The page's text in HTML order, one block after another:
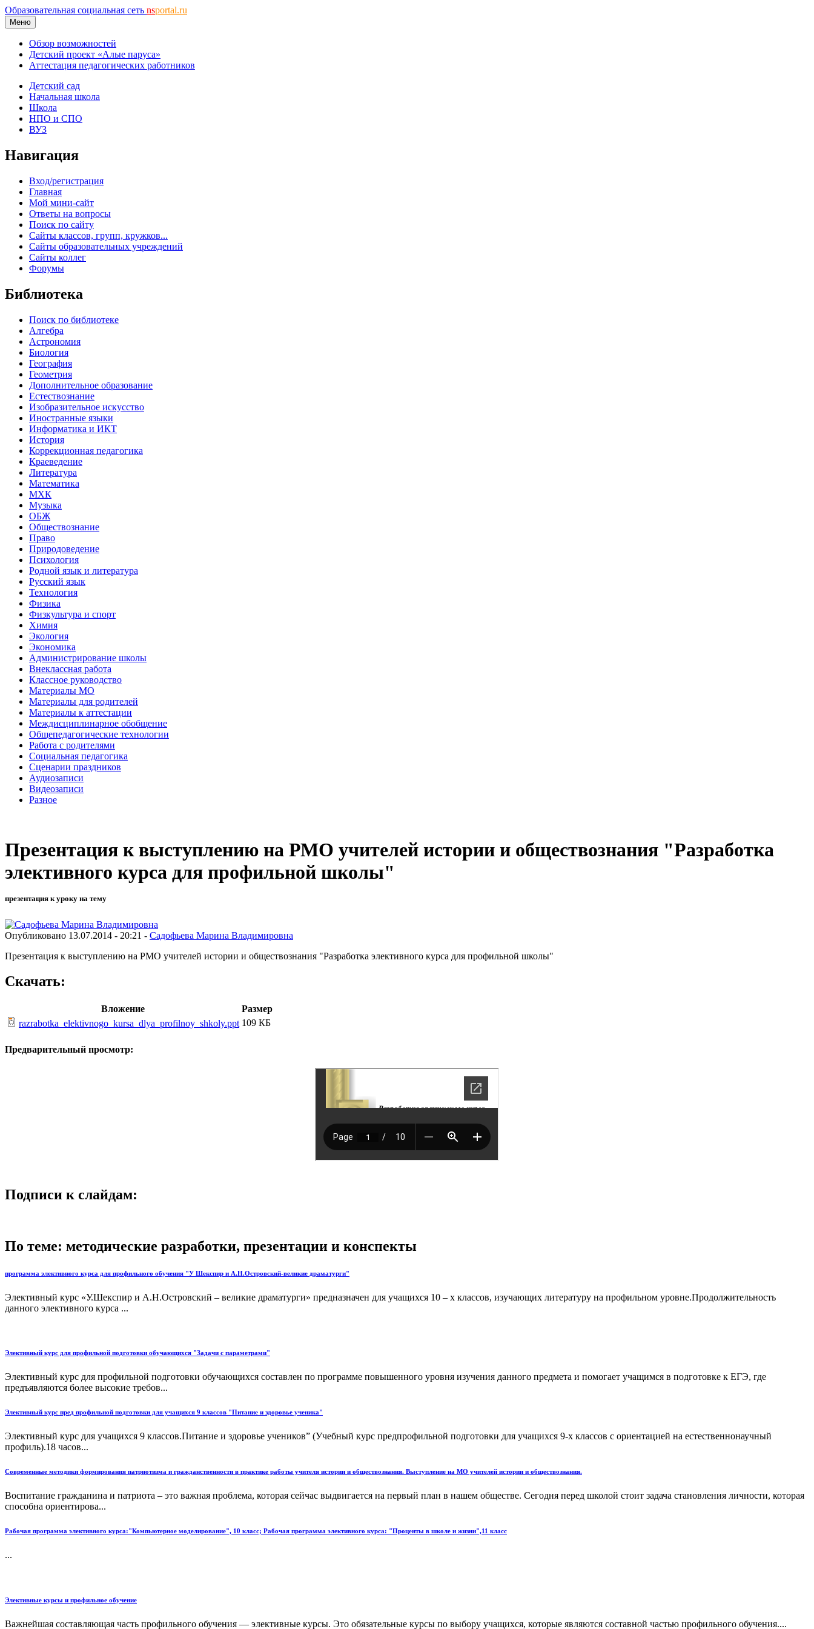
Образовательная социальная сеть nsportal.ru
Меню
Обзор возможностей
Детский проект «Алые паруса»
Аттестация педагогических работников
Детский сад
Начальная школа
Школа
НПО и СПО
ВУЗ
Навигация
Вход/регистрация
Главная
Мой мини-сайт
Ответы на вопросы
Поиск по сайту
Сайты классов, групп, кружков...
Сайты образовательных учреждений
Сайты коллег
Форумы
Библиотека
Поиск по библиотеке
Алгебра
Астрономия
Биология
География
Геометрия
Дополнительное образование
Естествознание
Изобразительное искусство
Иностранные языки
Информатика и ИКТ
История
Коррекционная педагогика
Краеведение
Литература
Математика
МХК
Музыка
ОБЖ
Обществознание
Право
Природоведение
Психология
Родной язык и литература
Русский язык
Технология
Физика
Физкультура и спорт
Химия
Экология
Экономика
Администрирование школы
Внеклассная работа
Классное руководство
Материалы МО
Материалы для родителей
Материалы к аттестации
Междисциплинарное обобщение
Общепедагогические технологии
Работа с родителями
Социальная педагогика
Сценарии праздников
Аудиозаписи
Видеозаписи
Разное
Презентация к выступлению на РМО учителей истории и обществознания "Разработка
элективного курса для профильной школы"
презентация к уроку на тему
Опубликовано 13.07.2014 - 20:21 - Садофьева Марина Владимировна
Презентация к выступлению на РМО учителей истории и обществознания "Разработка элективного курса для профильной школы"
Скачать:
Вложение
Размер
razrabotka_elektivnogo_kursa_dlya_profilnoy_shkoly.ppt 109 КБ
Предварительный просмотр:
Подписи к слайдам:
По теме: методические разработки, презентации и конспекты
программа элективного курса для профильного обучения "У Шекспир и А.Н.Островский-великие драматурги"
Элективный курс «У.Шекспир и А.Н.Островский – великие драматурги» предназначен для учащихся 10 – х классов, изучающих литературу на профильном уровне.Продолжительность
данного элективного курса ...
Элективный курс для профильной подготовки обучающихся "Задачи с параметрами"
Элективный курс для профильной подготовки обучающихся составлен по программе повышенного уровня изучения данного предмета и помогает учащимся в подготовке к ЕГЭ, где
предъявляются более высокие требов...
Элективный курс пред профильной подготовки для учащихся 9 классов "Питание и здоровье ученика"
Элективный курс для учащихся 9 классов.Питание и здоровье учеников” (Учебный курс предпрофильной подготовки для учащихся 9-х классов с ориентацией на естественнонаучный
профиль).18 часов...
Современные методики формирования патриотизма и гражданственности в практике работы учителя истории и обществознания. Выступление на МО учителей истории и обществознания.
Воспитание гражданина и патриота – это важная проблема, которая сейчас выдвигается на первый план в нашем обществе. Сегодня перед школой стоит задача становления личности, которая
способна ориентирова...
Рабочая программа элективного курса:"Компьютерное моделирование", 10 класс; Рабочая программа элективного курса: "Проценты в школе и жизни",11 класс
...
Элективные курсы и профильное обучение
Важнейшая составляющая часть профильного обучения — элективные курсы. Это обязательные курсы по выбору учащихся, которые являются составной частью профильного обучения....